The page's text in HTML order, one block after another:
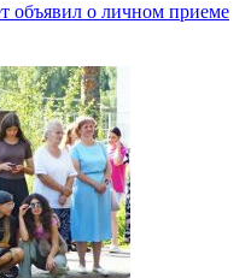
объявил о личном приеме